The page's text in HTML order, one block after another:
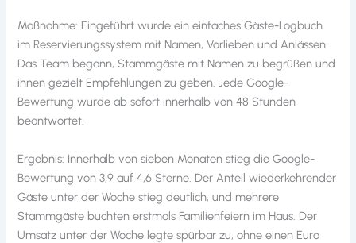
Maßnahme: Eingeführt wurde ein einfaches Gäste-Logbuch
im Reservierungssystem mit Namen, Vorlieben und Anlässen.
Das Team begann, Stammgäste mit Namen zu begrüßen und
ihnen gezielt Empfehlungen zu geben. Jede Google-
Bewertung wurde ab sofort innerhalb von 48 Stunden
beantwortet.
Ergebnis: Innerhalb von sieben Monaten stieg die Google-
Bewertung von 3,9 auf 4,6 Sterne. Der Anteil wiederkehrender
Gäste unter der Woche stieg deutlich, und mehrere
Stammgäste buchten erstmals Familienfeiern im Haus. Der
Umsatz unter der Woche legte spürbar zu, ohne einen Euro